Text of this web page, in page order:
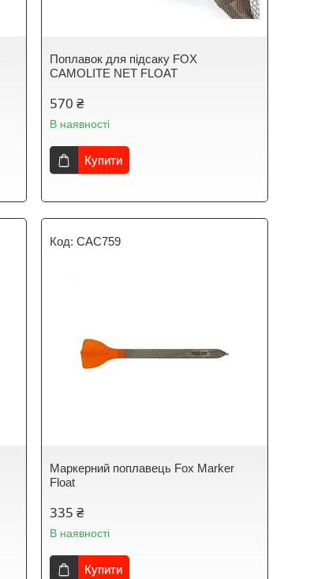
Поплавок для підсаку FOX
CAMOLITE NET FLOAT
570 ₴
В наявності
Купити
CAC759
Маркерний поплавець Fox Marker
Float
335 ₴
В наявності
Купити